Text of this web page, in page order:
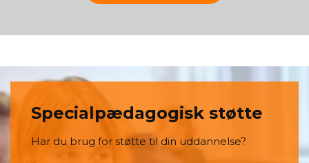
Specialpædagogisk støtte
Har du brug for støtte til din uddannelse?